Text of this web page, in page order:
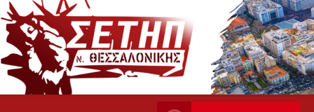
Skip
to
content